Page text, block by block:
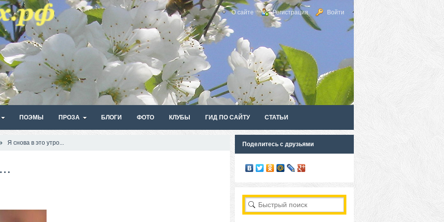
О сайте Регистрация Войти
ПОЭМЫ ПРОЗА БЛОГИ ФОТО КЛУБЫ ГИД ПО САЙТУ СТАТЬИ
Я снова в это утро... Поделитесь с друзьями